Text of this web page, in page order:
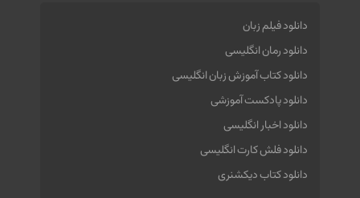
دانلود فیلم زبان
دانلود رمان انگلیسی
دانلود کتاب آموزش زبان انگلیسی
دانلود پادکست آموزشی
دانلود اخبار انگلیسی
دانلود فلش کارت انگلیسی
دانلود کتاب دیکشنری